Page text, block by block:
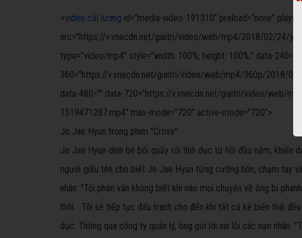
<video cải lương id="media-video-191310" preload="none"
src="https://v.vnecdn.net/giaitri/video/web/mp4/2018/02/24/jo-
type="video/mp4" style="width: 100%; height: 100%;" data-240=""
360="https://v.vnecdn.net/giaitri/video/web/mp4/360p/2018/02/
data-480="" data-720="https://v.vnecdn.net/giaitri/video/web/
1519471287.mp4" max-mode="720" active-mode="720">
Jo Jae Hyun trong phim "Cross"
Jo Jae Hyun dính bê bối quấy rối tình dục từ hồi đầu năm, khiến
người giấu tên cho biết Jo Jae Hyun từng cưỡng hôn, chạm tay
nhân: "Tôi phân vân không biết khi nào mọi chuyện về ông bị
thôi... Tôi sẽ tiếp tục đấu tranh cho đến khi tất cả kẻ biến thái
dục. Thông qua công ty quản lý, ông gửi lời xin lỗi các nạn nhân: